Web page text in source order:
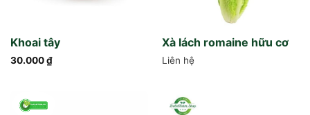
Khoai tây
30.000₫
Xà lách romaine hữu cơ
Liên hệ